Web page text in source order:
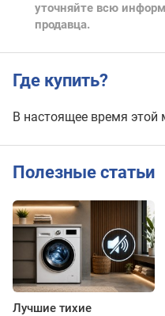
уточняйте всю
продавца.
Где купить?
В настоящее время этой
Полезные статьи
Лучшие тихие